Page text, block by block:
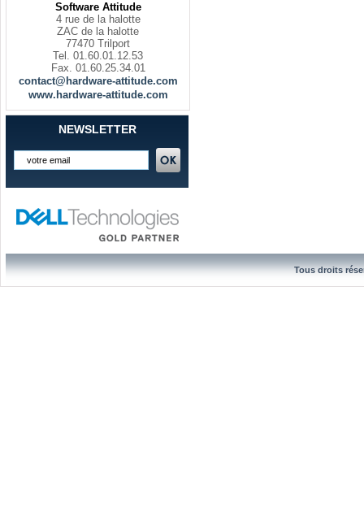
Software Attitude
4 rue de la halotte
ZAC de la halotte
77470 Trilport
Tel. 01.60.01.12.53
Fax. 01.60.25.34.01
contact@hardware-attitude.com
www.hardware-attitude.com
NEWSLETTER
Tous droits